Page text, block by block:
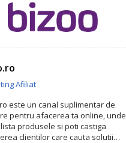
Afiliat
este un canal suplimentar de
pentru afacerea ta online, unde
produsele si poti castiga
clientilor care cauta solutii